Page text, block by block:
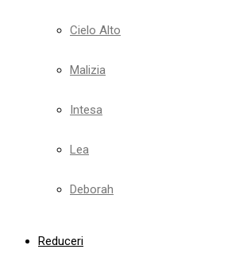
Cielo Alto
Malizia
Intesa
Lea
Deborah
Reduceri